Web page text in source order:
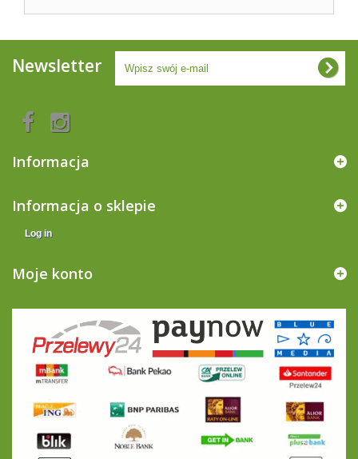
Newsletter
Informacja
Informacja o sklepie
Log in
Moje konto